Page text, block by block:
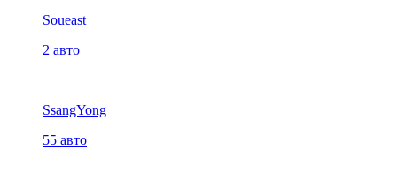
Soueast
2 авто
SsangYong
55 авто